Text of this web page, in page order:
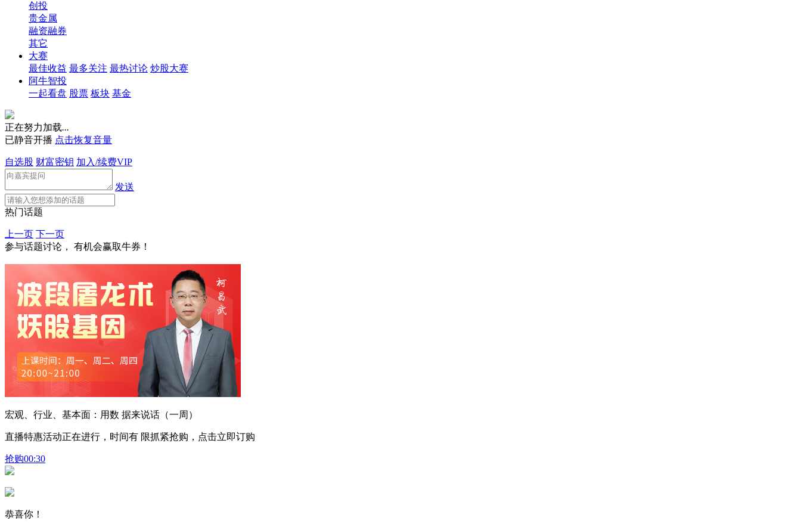
创投
贵金属
融资融券
其它
大赛
最佳收益 最多关注 最热讨论 炒股大赛
阿牛智投
一起看盘 股票 板块 基金
正在努力加载...
已静音开播 点击恢复音量
自选股 财富密钥 加入/续费VIP
发送
热门话题
上一页 下一页
参与话题讨论， 有机会赢取牛券！
宏观、行业、基本面：用数 据来说话（一周）
直播特惠活动正在进行，时间有 限抓紧抢购，点击立即订购
抢购00:30
恭喜你！